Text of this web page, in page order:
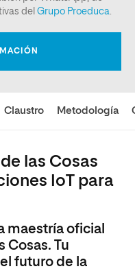
Claustro Metodología
las Cosas
IoT para
maestría oficial
Cosas. Tu
futuro de la